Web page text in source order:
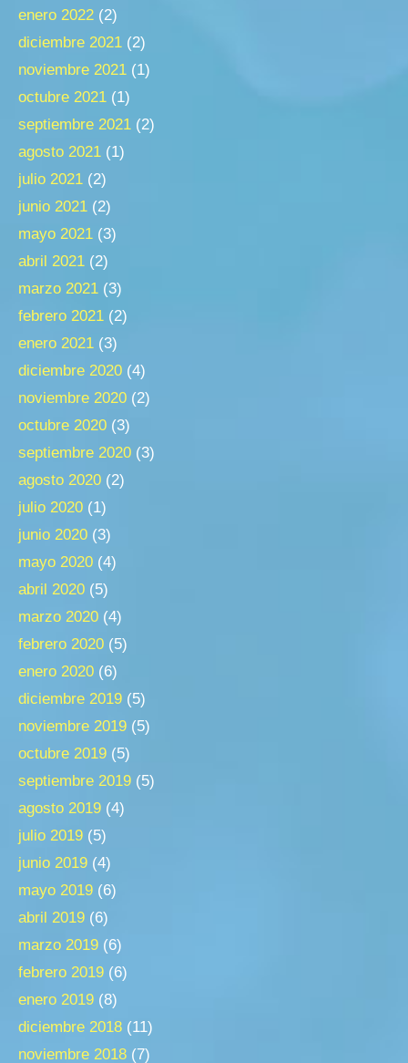
enero 2022 (2)
diciembre 2021 (2)
noviembre 2021 (1)
octubre 2021 (1)
septiembre 2021 (2)
agosto 2021 (1)
julio 2021 (2)
junio 2021 (2)
mayo 2021 (3)
abril 2021 (2)
marzo 2021 (3)
febrero 2021 (2)
enero 2021 (3)
diciembre 2020 (4)
noviembre 2020 (2)
octubre 2020 (3)
septiembre 2020 (3)
agosto 2020 (2)
julio 2020 (1)
junio 2020 (3)
mayo 2020 (4)
abril 2020 (5)
marzo 2020 (4)
febrero 2020 (5)
enero 2020 (6)
diciembre 2019 (5)
noviembre 2019 (5)
octubre 2019 (5)
septiembre 2019 (5)
agosto 2019 (4)
julio 2019 (5)
junio 2019 (4)
mayo 2019 (6)
abril 2019 (6)
marzo 2019 (6)
febrero 2019 (6)
enero 2019 (8)
diciembre 2018 (11)
noviembre 2018 (7)